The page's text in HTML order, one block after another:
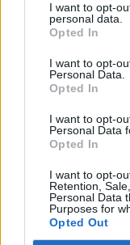
I want to opt-
personal data.
Opted In
I want to opt-
Personal Data.
Opted In
I want to opt-
Personal Data
Opted In
I want to opt-
Retention,
Personal Data
Purposes for
Opted Out
21 Luglio 2025 alle
·Ti stimo ·
hamilton89